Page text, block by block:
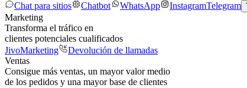
Chat para sitios
Chatbot WhatsApp InstagramTelegram
Marketing
Transforma el tráfico en
clientes potenciales cualificados
JivoMarketing
Devolución de llamadas
Ventas
Consigue más ventas, un mayor valor medio
de los pedidos y una mayor base de clientes